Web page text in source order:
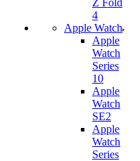
Z Fold
4
Apple Watch
Apple
Watch
Series
10
Apple
Watch
SE2
Apple
Watch
Series